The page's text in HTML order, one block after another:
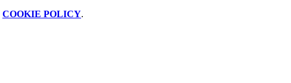
COOKIE POLICY.